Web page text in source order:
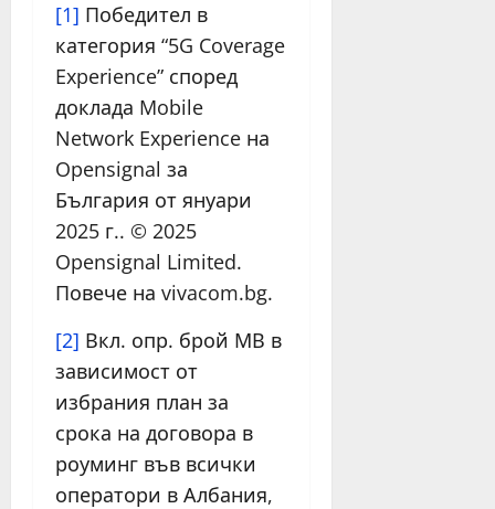
[1] Победител в
категория “5G Coverage
Experience” според
доклада Mobile
Network Experience на
Opensignal за
България от януари
2025 г.. © 2025
Opensignal Limited.
Повече на vivacom.bg.
[2] Вкл. опр. брой МВ в
зависимост от
избрания план за
срока на договора в
роуминг във всички
оператори в Албания,